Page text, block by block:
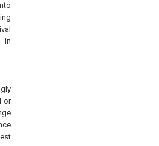
in
or